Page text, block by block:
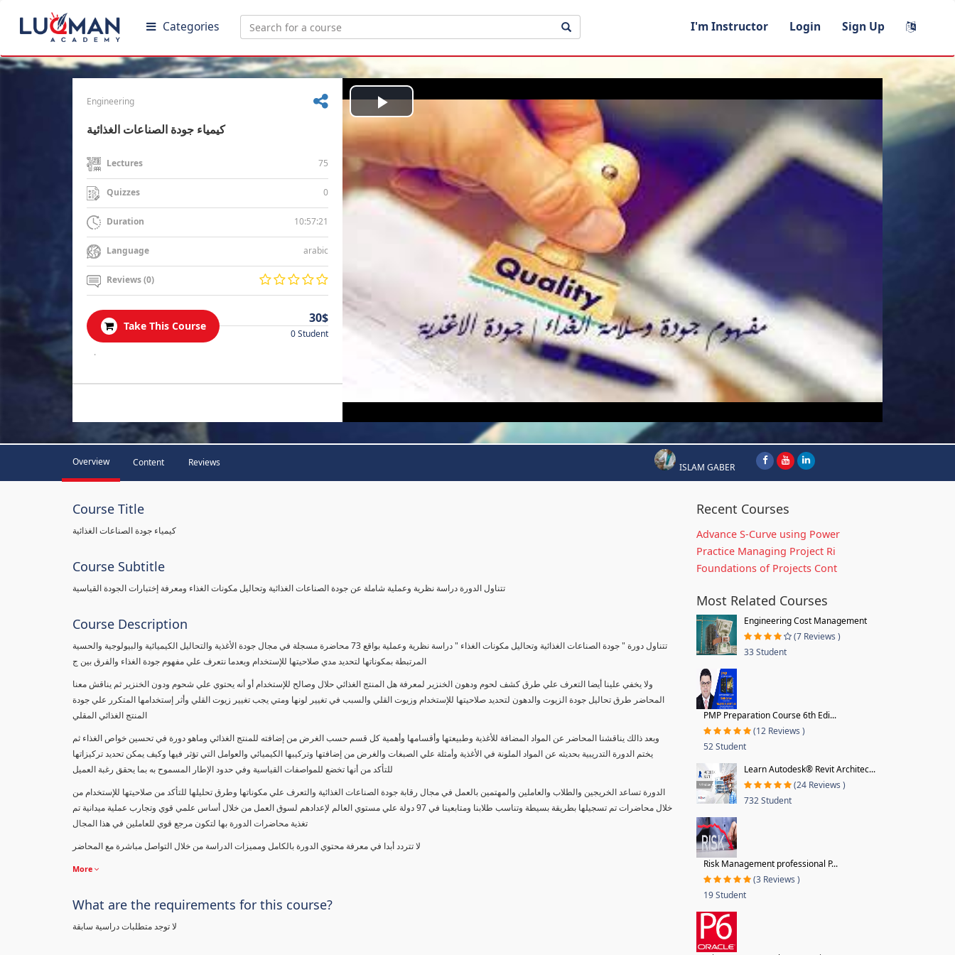
Categories I'm Instructor Login Sign Up
Engineering
كيمياء جودة الصناعات الغذائية
Lectures 75
Quizzes 0
Duration 10:57:21
Language arabic
Reviews (0)
Take This Course
30$
0 Student
.
Play
Video
Overview Content Reviews ISLAM GABER
Course Title
كيمياء جودة الصناعات الغذائية
Course Subtitle
تتناول الدورة دراسة نظرية وعملية شاملة عن جودة الصناعات الغذائية وتحاليل مكونات الغذاء ومعرفة إختبارات الجودة القياسية
Course Description
تتناول دورة " جودة الصناعات الغذائية وتحاليل مكونات الغذاء " دراسة نظرية وعملية بواقع 73 محاضرة مسجلة في مجال جودة الأغذية والتحاليل الكيميائية والبيولوجية والحسية
المرتبطة بمكوناتها لتحديد مدي صلاحيتها للإستخدام وبعدما نتعرف علي مفهوم جودة الغذاء والفرق بين ج
ولا يخفي علينا أيضا التعرف علي طرق كشف لحوم ودهون الخنزير لمعرفة هل المنتج الغذائي حلال وصالح للإستخدام أو أنه يحتوي علي شحوم ودون الخنزير ثم يناقش معنا
المحاضر طرق تحاليل جودة الزيوت والدهون لتحديد صلاحيتها للإستخدام وزيوت القلي والسبب في تغيير لونها ومتي يجب تغيير زيوت القلي وأثر إستخدامها المتكرر علي جودة
المنتج الغذائي المقلي
وبعد ذالك يناقشنا المحاضر عن المواد المضافة للأغذية وطبيعتها وأقسامها وأهمية كل قسم حسب الغرض من إضافته للمنتج الغذائي وماهو دورة في تحسين خواص الغذاء ثم
يختم الدورة التدريبية بحديثه عن المواد الملونة في الأغذية وأمثلة علي الصبغات والغرض من إضافتها وتركيبها الكيميائي والعوامل التي تؤثر فيها وكيف يمكن تحديد تركيزاتها
للتأكد من أنها تخضع للمواصفات القياسية وفي حدود الإطار المسموح به بما يحقق رغبة العميل
الدورة تساعد الخريجين والطلاب والعاملين والمهتمين بالعمل في مجال رقابة جودة الصناعات الغذائية والتعرف علي مكوناتها وطرق تحليلها للتأكد من صلاحيتها للإستخدام من
خلال محاضرات تم تسجيلها بطريقة بسيطة وتناسب طلابنا ومتابعينا في 97 دولة علي مستوي العالم لإعدادهم لسوق العمل من خلال أساس علمي قوي وتجارب عملية ميدانية تم
تغذية محاضرات الدورة بها لتكون مرجع قوي للعاملين في هذا المجال
لا تتردد أبدا في معرفة محتوي الدورة بالكامل ومميزات الدراسة من خلال التواصل مباشرة مع المحاضر
More
What are the requirements for this course?
لا توجد متطلبات دراسية سابقة
Recent Courses
Advance S-Curve using Power
Practice Managing Project Ri
Foundations of Projects Cont
Most Related Courses
Engineering Cost Management
(7 Reviews )
33 Student
PMP Preparation Course 6th Edi...
(12 Reviews )
52 Student
Learn Autodesk® Revit Architec...
(24 Reviews )
732 Student
Risk Management professional P...
(3 Reviews )
19 Student